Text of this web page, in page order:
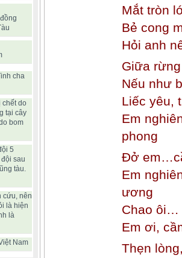
cha
chết do
tại cây
bom
5
sau
tàu.
cứu, nên
là hiện
là
Nam
Mắt tròn
Bẻ cong
Hỏi anh
Giữa
Nếu như
Liếc yêu,
Em
phong
Đở
Em
ương
Chao
Em ơi,
Thẹn